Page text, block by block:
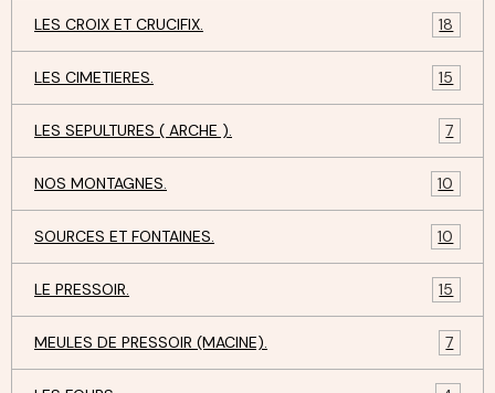
LES CROIX ET CRUCIFIX. 18
LES CIMETIERES. 15
LES SEPULTURES ( ARCHE ). 7
NOS MONTAGNES. 10
SOURCES ET FONTAINES. 10
LE PRESSOIR. 15
MEULES DE PRESSOIR (MACINE). 7